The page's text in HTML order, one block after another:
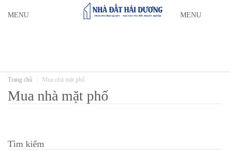
MENU MENU
Trang chủ Mua nhà mặt phố
Mua nhà mặt phố
Tìm kiếm